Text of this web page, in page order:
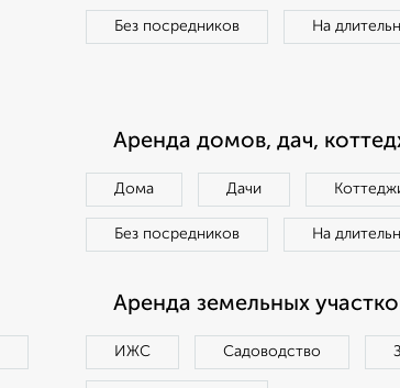
Без посредников На
Аренда домов, дач,
Дома Дачи
Без посредников На
Аренда земельных
ИЖС Садоводство